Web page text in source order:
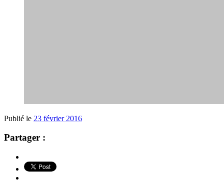
Publié le 23 février 2016
Partager :